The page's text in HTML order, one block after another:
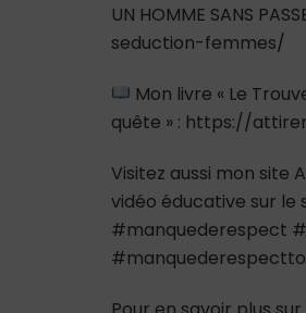
UN HOMME SANS
seduction-femmes/
Mon livre « Le
quête » : https://
Visitez aussi mon site
vidéo éducative sur le
#manquederespect